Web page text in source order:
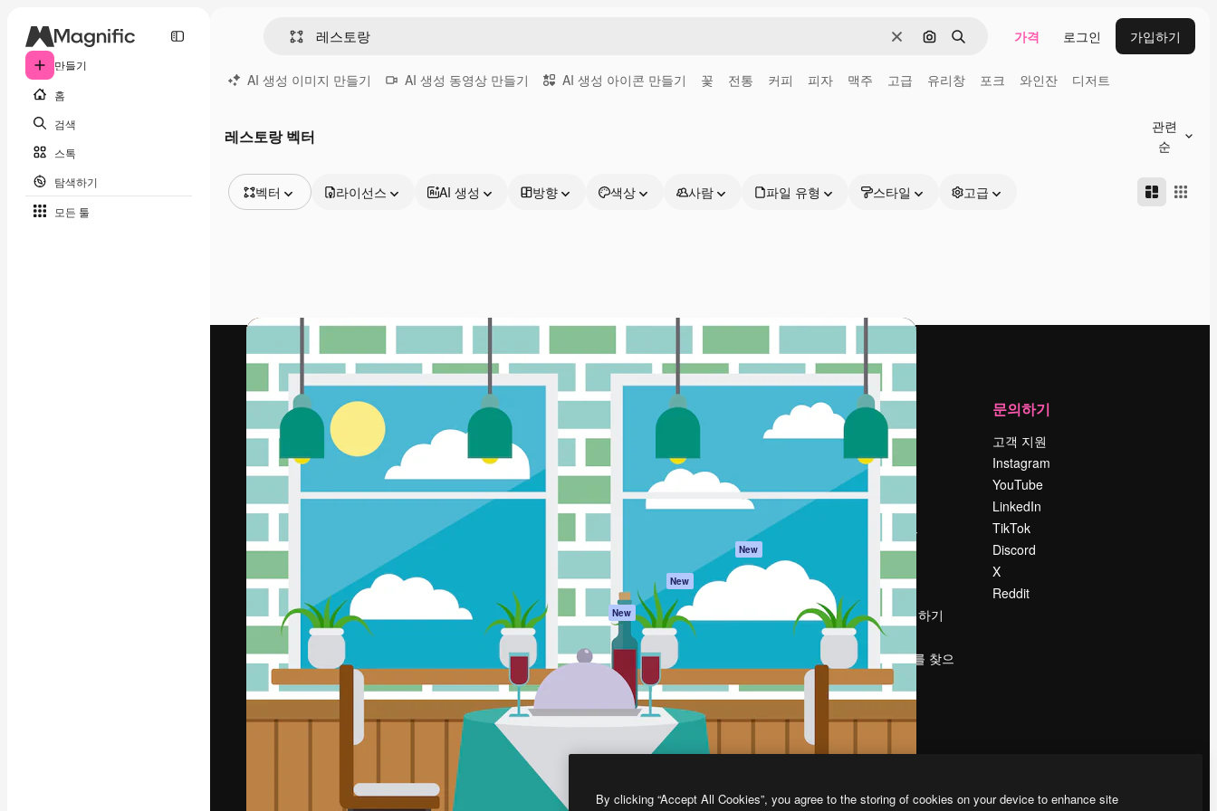
만들기
홈
검색
스톡
탐색하기
모든 툴
지우기이미지로 검색
검색 가격 로그인 가입하기
AI 생성 이미지 만들기 AI 생성 동영상 만들기 AI 생성 아이콘 만들기 꽃 전통 커피 피자 맥주 고급 유리창 포크 와인잔 디저트
레스토랑 벡터
관련
순
벡터
동영상
모션 그래픽
동영상 템플릿
3D 모델
라이선스 AI 생성 방향 색상 사람 파일 유형 스타일 고급
최고의 결과물을 이끌어내는 크리에이티브
플랫폼. 크리에이터, 엔터프라이즈, 에이전시,
스튜디오를 아우르는 100만 명 이상의 구독
자.
Spaces
AI 어시스턴트
AI 이미지 생성기
AI 동영상 생성기
스톡 콘텐츠
용 MCP
New
Agents New
모바일 앱
모든 Magnific 툴
Academy
지원
이용 약관
개인정보 보호 정책
원본 New
쿠키 정책
회사
회사 소개
채용 정보
검색 트렌드
블로그
Slidesgo
콘텐츠 판매하기
프레스룸
magnific.ai를 찾으
문의하기
고객 지원
Instagram
YouTube
LinkedIn
TikTok
Discord
X
Reddit
Freepik Company S.L.U. 모든 권리는 보호 받습니다
By clicking “Accept All Cookies”, you agree to the storing of cookies on your device to enhance site